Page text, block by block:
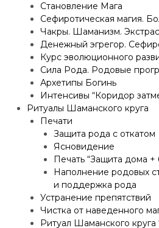
Становление Мага
Сефиротическая магия.
Чакры. Шаманизм.
Денежный эгрегор.
Курс эволюционного
Сила Рода. Родовые
Архетипы Богинь
Интенсивы “Коридор
Ритуалы Шаманского круга
Печати
Защита рода с откатом
Ясновидение
Печать “Защита дома +
Наполнение родовых
и поддержка рода
Устранение препятствий
Чистка от наведенного
Ритуал Шаманского круга